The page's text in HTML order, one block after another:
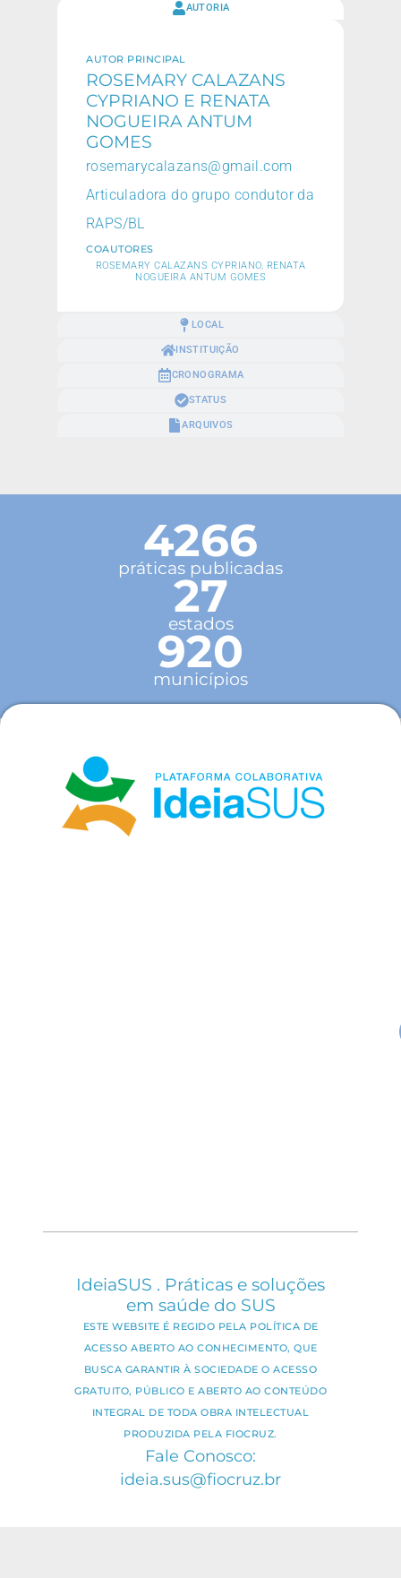
AUTORIA
LOCAL
INSTITUIÇÃO
CRONOGRAMA
STATUS
ARQUIVOS
AUTOR PRINCIPAL
ROSEMARY CALAZANS
CYPRIANO E RENATA
NOGUEIRA ANTUM
GOMES
rosemarycalazans@gmail.com
Articuladora do grupo condutor da
RAPS/BL
COAUTORES
ROSEMARY CALAZANS CYPRIANO, RENATA
NOGUEIRA ANTUM GOMES
4266
práticas publicadas
27
estados
920
municípios
IdeiaSUS . Práticas e soluções
em saúde do SUS
ESTE WEBSITE É REGIDO PELA POLÍTICA DE
ACESSO ABERTO AO CONHECIMENTO, QUE
BUSCA GARANTIR À SOCIEDADE O ACESSO
GRATUITO, PÚBLICO E ABERTO AO CONTEÚDO
INTEGRAL DE TODA OBRA INTELECTUAL
PRODUZIDA PELA FIOCRUZ.
Fale Conosco:
ideia.sus@fiocruz.br